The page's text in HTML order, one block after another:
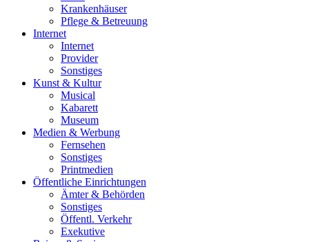
Krankenhäuser
Pflege & Betreuung
Internet
Internet
Provider
Sonstiges
Kunst & Kultur
Musical
Kabarett
Museum
Medien & Werbung
Fernsehen
Sonstiges
Printmedien
Öffentliche Einrichtungen
Ämter & Behörden
Sonstiges
Öffentl. Verkehr
Exekutive